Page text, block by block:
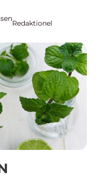
Redaktionel